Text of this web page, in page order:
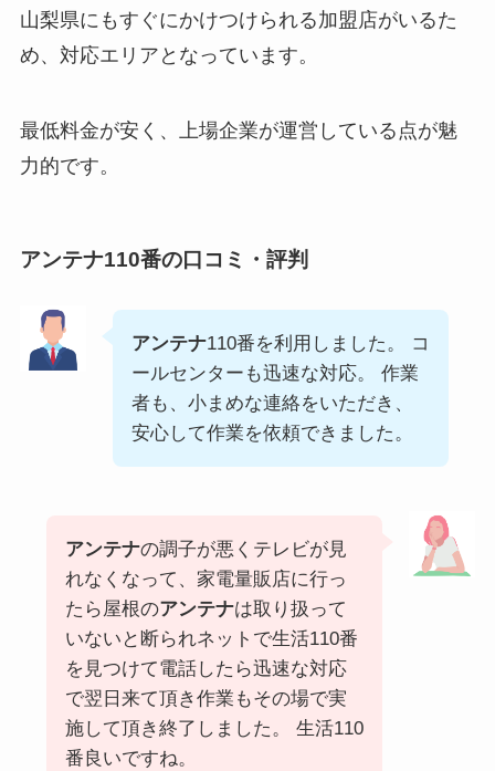
山梨県にもすぐにかけつけられる加盟店がいるた
め、対応エリアとなっています。
最低料金が安く、上場企業が運営している点が魅
力的です。
アンテナ110番の口コミ・評判
アンテナ110番を利用しました。 コ
ールセンターも迅速な対応。 作業
者も、小まめな連絡をいただき、
安心して作業を依頼できました。
アンテナの調子が悪くテレビが見
れなくなって、家電量販店に行っ
たら屋根のアンテナは取り扱って
いないと断られネットで生活110番
を見つけて電話したら迅速な対応
で翌日来て頂き作業もその場で実
施して頂き終了しました。 生活110
番良いですね。